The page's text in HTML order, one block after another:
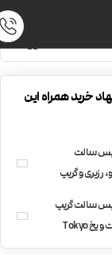
خرید همراه این
سالت
رزبری و گریپ
Lime
سالت گریپ
فروت و یخ Tokyo
Iced